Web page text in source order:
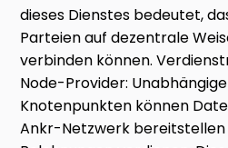
dieses Dienstes bedeutet,
Parteien auf dezentrale
verbinden können.
Node-Provider:
Knotenpunkten können
Ankr-Netzwerk bereitstellen